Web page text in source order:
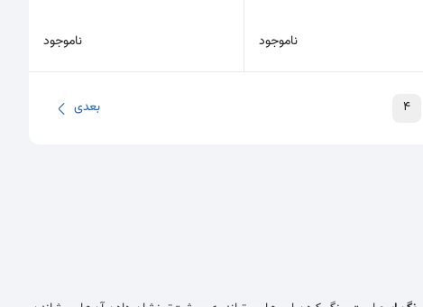
ناموجود ناموجود
4 بعدی